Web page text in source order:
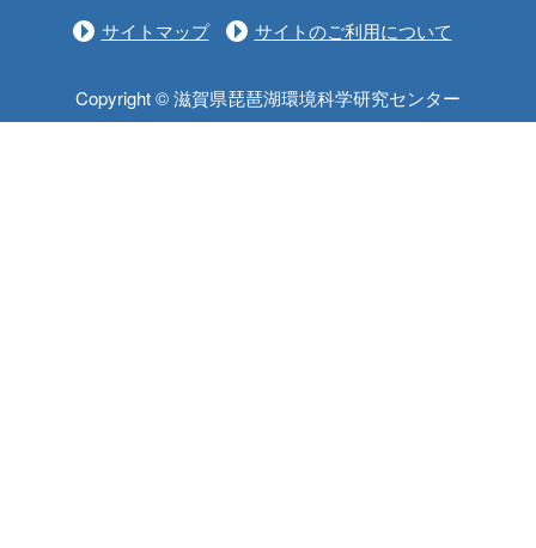
サイトマップ サイトのご利用について
Copyright © 滋賀県琵琶湖環境科学研究センター